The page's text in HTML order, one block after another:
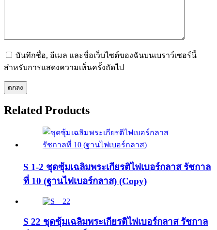
บันทึกชื่อ, อีเมล และชื่อเว็บไซต์ของฉันบนเบราว์เซอร์นี้
สำหรับการแสดงความเห็นครั้งถัดไป
Related Products
S 1-2 ชุดซุ้มเฉลิมพระเกียรติไฟเบอร์กลาส รัชกาล
ที่ 10 (ฐานไฟเบอร์กลาส) (Copy)
S 22 ชุดซุ้มเฉลิมพระเกียรติไฟเบอร์กลาส รัชกาล